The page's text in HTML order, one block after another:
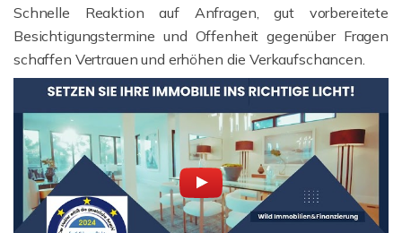
Schnelle Reaktion auf Anfragen, gut vorbereitete
Besichtigungstermine und Offenheit gegenüber Fragen
schaffen Vertrauen und erhöhen die Verkaufschancen.